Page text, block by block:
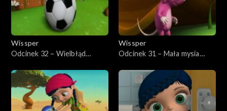
Wissper
Odcinek 32 – Wielbłąd
Wissper
Odcinek 31 – Mała mysia